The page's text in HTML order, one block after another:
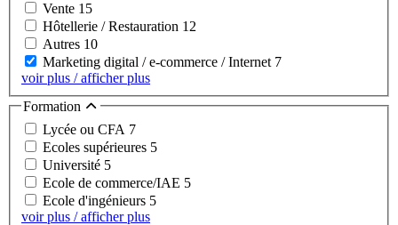
Vente 15
Hôtellerie / Restauration 12
Autres 10
Marketing digital / e-commerce / Internet 7
voir plus / afficher plus
Formation
Lycée ou CFA 7
Ecoles supérieures 5
Université 5
Ecole de commerce/IAE 5
Ecole d'ingénieurs 5
voir plus / afficher plus